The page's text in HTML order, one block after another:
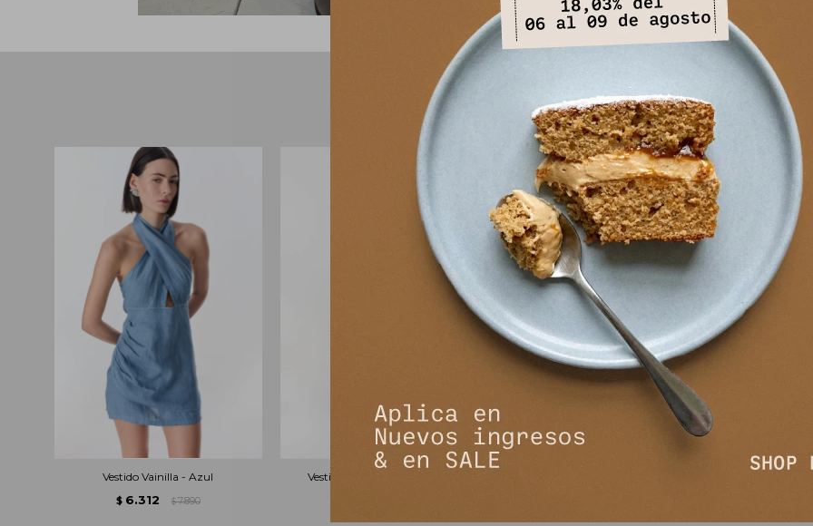
PRODUCTOS QUE TE PUEDEN INTERESAR
Vestido Vainilla - Azul
$ 6.312 $ 7.890
Vestido Largo Gia - Chocolate